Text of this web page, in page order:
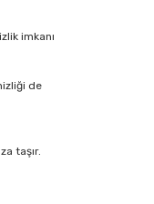
imkanı
de
taşır.